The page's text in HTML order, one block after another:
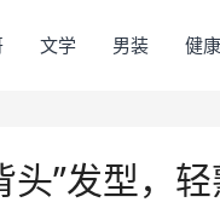
文学 男装 健康
”发型，